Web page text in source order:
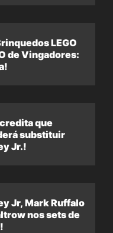
LEGO
de Vingadores:
que
substituir
Jr.!
Jr, Mark Ruffalo
nos sets de